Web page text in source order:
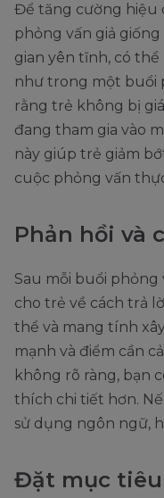
Để tăng cường hiệu
phỏng vấn giả
gian yên tĩnh, có thể
như trong một buổi
rằng trẻ không bị
đang tham gia vào
này giúp trẻ giảm
cuộc phỏng vấn
Phản hồi và
Sau mỗi buổi phỏng
cho trẻ về cách trả
thể và mang tính
mạnh và điểm cần
không rõ ràng, bạn
thích chi tiết hơn.
sử dụng ngôn ngữ,
Đặt mục